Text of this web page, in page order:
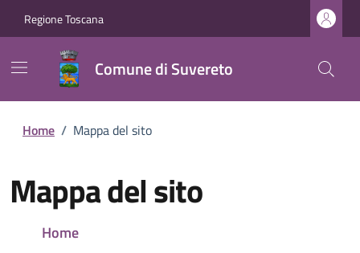
Regione Toscana
Comune di Suvereto
Home / Mappa del sito
Mappa del sito
Home